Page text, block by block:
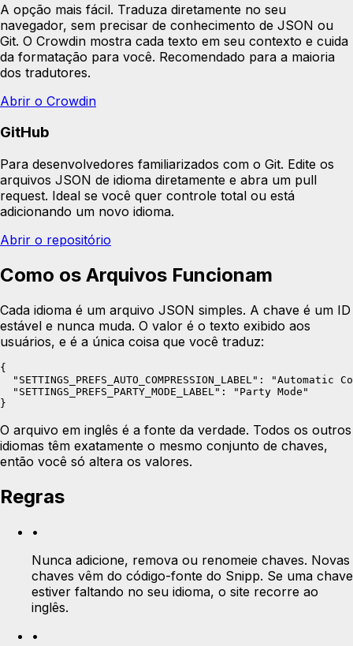
A opção mais fácil. Traduza diretamente no seu
navegador, sem precisar de conhecimento de JSON ou
Git. O Crowdin mostra cada texto em seu contexto e cuida
da formatação para você. Recomendado para a maioria
dos tradutores.
Abrir o Crowdin
GitHub
Para desenvolvedores familiarizados com o Git. Edite os
arquivos JSON de idioma diretamente e abra um pull
request. Ideal se você quer controle total ou está
adicionando um novo idioma.
Abrir o repositório
Como os Arquivos Funcionam
Cada idioma é um arquivo JSON simples. A chave é um ID
estável e nunca muda. O valor é o texto exibido aos
usuários, e é a única coisa que você traduz:
{
"SETTINGS_PREFS_AUTO_COMPRESSION_LABEL": "Automatic
  "SETTINGS_PREFS_PARTY_MODE_LABEL": "Party Mode"
}
O arquivo em inglês é a fonte da verdade. Todos os outros
idiomas têm exatamente o mesmo conjunto de chaves,
então você só altera os valores.
Regras
•
Nunca adicione, remova ou renomeie chaves. Novas
chaves vêm do código-fonte do Snipp. Se uma chave
estiver faltando no seu idioma, o site recorre ao
inglês.
•